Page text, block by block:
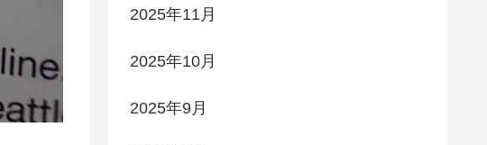
2025年11月
2025年10月
2025年9月